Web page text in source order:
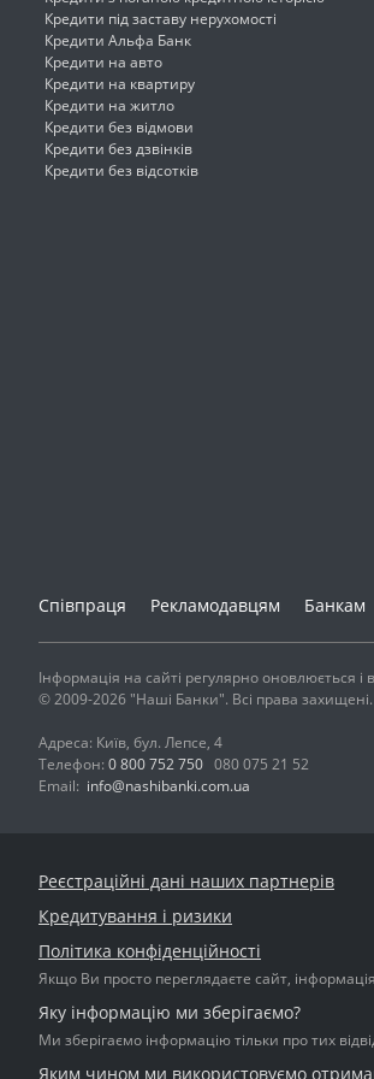
Кредити під заставу нерухомості
Кредити Альфа Банк
Кредити на авто
Кредити на квартиру
Кредити на житло
Кредити без відмови
Кредити без дзвінків
Кредити без відсотків
Співпраця Рекламодавцям Банкам
Інформація на сайті регулярно оновлюється і
© 2009-2026 "Наші Банки". Всі права захищені.
Адреса: Київ, бул. Лепсе, 4
Телефон: 0 800 752 750 080 075 21 52
Email: info@nashibanki.com.ua
Реєстраційні дані наших партнерів
Кредитування і ризики
Політика конфіденційності
Якщо Ви просто переглядаєте сайт,
Яку інформацію ми зберігаємо?
Ми зберігаємо інформацію тільки про тих
Яким чином ми використовуємо